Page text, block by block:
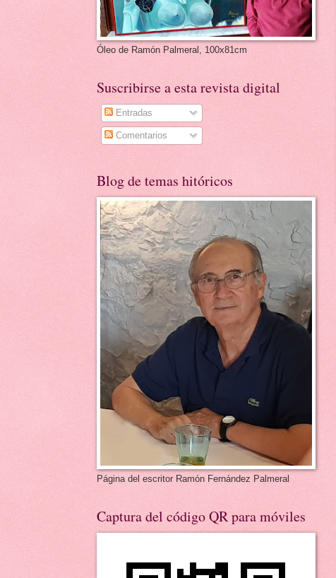
Óleo de Ramón Palmeral, 100x81cm
Suscribirse a esta revista digital
Entradas
Comentarios
Blog de temas hitóricos
Página del escritor Ramón Fernández Palmeral
Captura del código QR para móviles